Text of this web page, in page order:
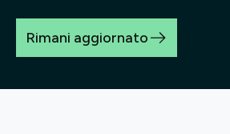
Rimani aggiornato